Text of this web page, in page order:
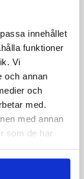
innehållet
funktioner
Vi
och annan
och
med.
med annan
som de har
sparar
dina